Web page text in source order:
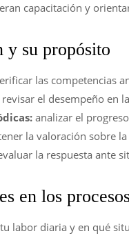
capacitación y
y su propósito
las competencias
revisar el desempeño en
analizar el
la valoración sobre
la respuesta ante
en los
labor diaria y en qué